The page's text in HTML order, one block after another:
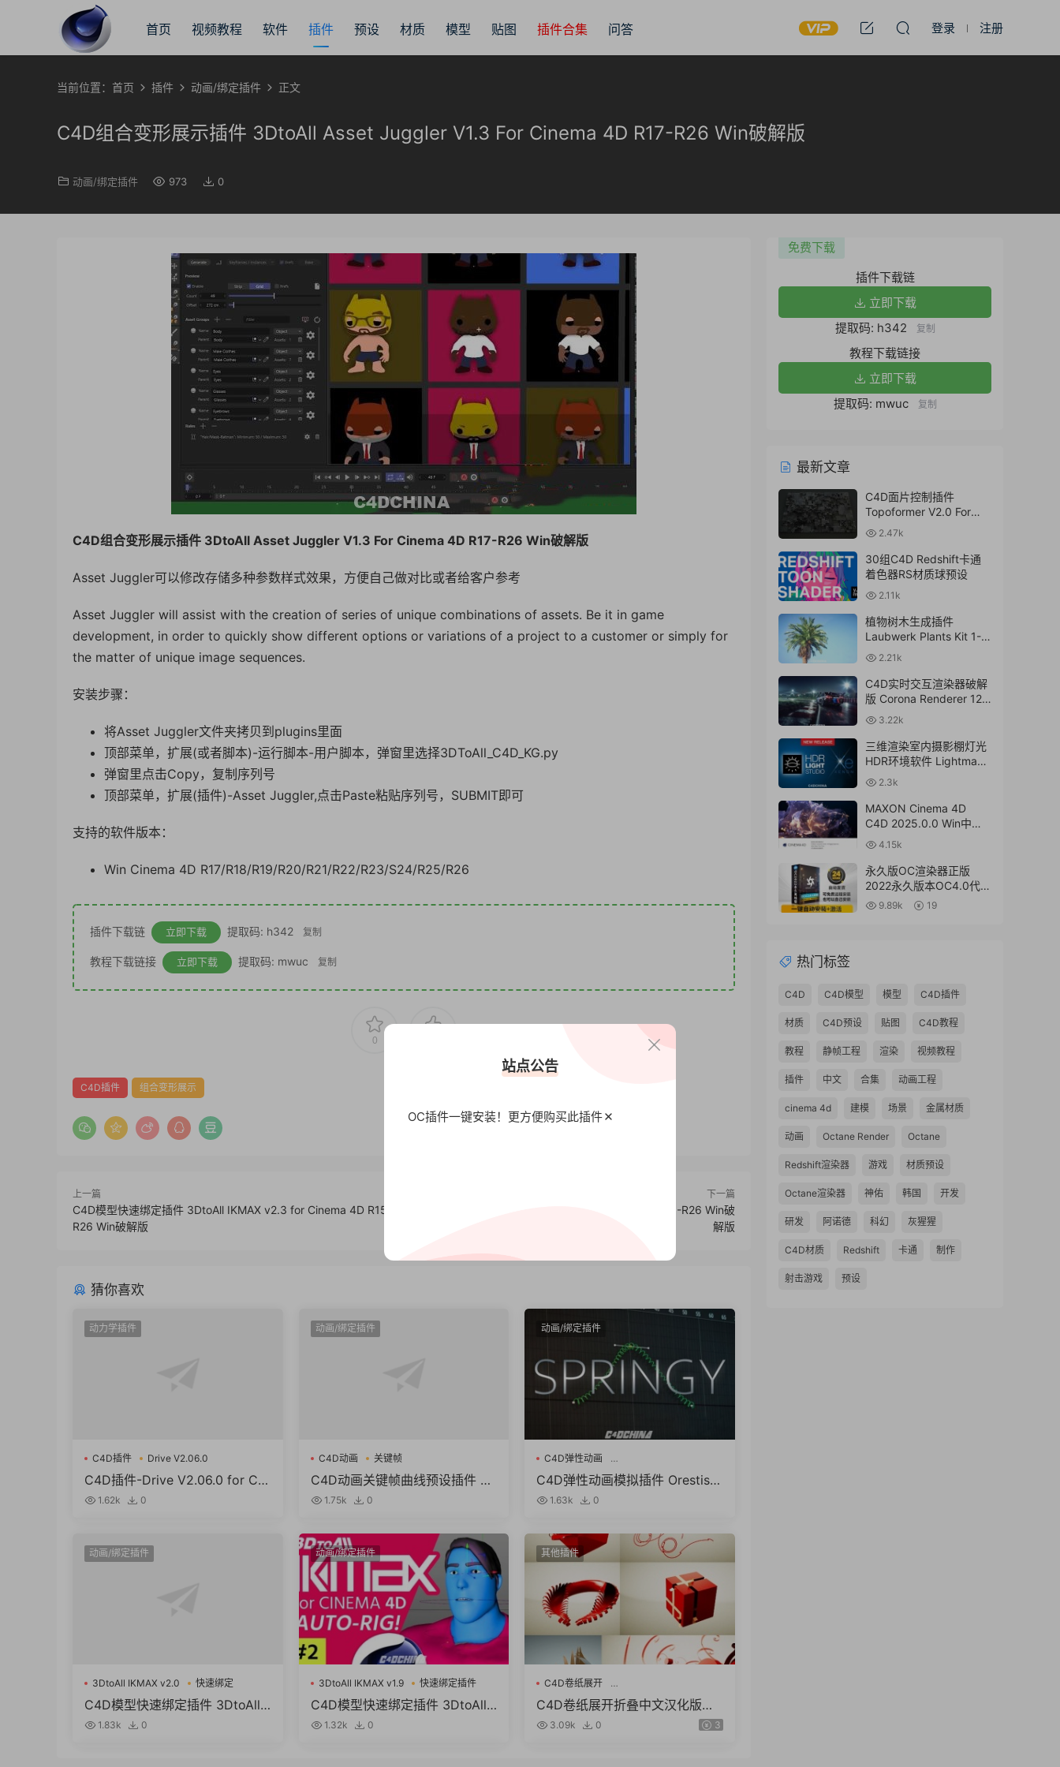
首页 视频教程 软件 插件 预设 材质 模型 贴图 插件合集 问答 登录 注册
当前位置： 首页 插件 动画/绑定插件 正文
C4D组合变形展示插件 3DtoAll Asset Juggler V1.3 For Cinema 4D R17-R26 Win破解版
动画/绑定插件 973 0
C4D组合变形展示插件 3DtoAll Asset Juggler V1.3 For Cinema 4D R17-R26 Win破解版
Asset Juggler可以修改存储多种参数样式效果，方便自己做对比或者给客户参考
Asset Juggler will assist with the creation of series of unique combinations of assets. Be it in game
development, in order to quickly show different options or variations of a project to a customer or simply for
the matter of unique image sequences.
安装步骤：
将Asset Juggler文件夹拷贝到plugins里面
顶部菜单，扩展(或者脚本)-运行脚本-用户脚本，弹窗里选择3DToAll_C4D_KG.py
弹窗里点击Copy，复制序列号
顶部菜单，扩展(插件)-Asset Juggler,点击Paste粘贴序列号，SUBMIT即可
支持的软件版本：
Win Cinema 4D R17/R18/R19/R20/R21/R22/R23/S24/R25/R26
插件下载链 立即下载 提取码: h342 复制
教程下载链接 立即下载 提取码: mwuc 复制
0
C4D插件 组合变形展示
上一篇
C4D模型快速绑定插件 3DtoAll IKMAX v2.3 for Cinema 4D R15-
R26 Win破解版
下一篇
3DS MAX场景模型导入C4D插件 MAXtoC4D v6.3 R15-R26 Win破
解版
猜你喜欢
动力学插件
C4D插件 Drive V2.06.0
C4D插件-Drive V2.06.0 for C4
D 2023 三维汽车绑定驱动工具
1.62k 0
动画/绑定插件
C4D动画 关键帧
C4D动画关键帧曲线预设插件 Gr
afixer v2.0.0 For Cinema 4D R
1.75k 0
动画/绑定插件
C4D弹性动画
Orestiskon Springy Fro
C4D弹性动画模拟插件 Orestisk
on Springy Fro Cinema 4D R20
1.63k 0
动画/绑定插件
3DtoAll IKMAX v2.0 快速绑定
C4D模型快速绑定插件 3DtoAll I
KMAX v2.0 for Cinema 4D R15
1.83k 0
动画/绑定插件
3DtoAll IKMAX v1.9 快速绑定插件
C4D模型快速绑定插件 3DtoAll I
KMAX v1.9 for Cinema 4D R15-
1.32k 0
其他插件
C4D卷纸展开
CodeVonc Depliage Unfolder
C4D卷纸展开折叠中文汉化版插
件C4D Plugin – CodeVonc Dep
3.09k 0 3
免费下载
插件下载链
立即下载
提取码: h342
复制
教程下载链接
立即下载
提取码: mwuc
复制
最新文章
C4D面片控制插件
Topoformer V2.0 For
Cinema 4D R23 – 2024
Win/Mac
2.47k
30组C4D Redshift卡通
着色器RS材质球预设
2.11k
植物树木生成插件
Laubwerk Plants Kit 1-7
v1.0.50 For
C4D/MAX/Maya/Sketch
Up Win/Mac
2.21k
C4D实时交互渲染器破解
版 Corona Renderer 12.1
for Cinema 4D R17-
2024+离线材质预设库
3.22k
三维渲染室内摄影棚灯光
HDR环境软件 Lightmap
HDR Light Studio Xenon
V8.2.2.2024.0701 Win破
解版 + 接口插件
2.3k
MAXON Cinema 4D
C4D 2025.0.0 Win中文
版/英文版/破解版
4.15k
永久版OC渲染器正版
2022永久版本OC4.0代购
订阅注册C4D插件汉化双
9.89k 19
热门标签
C4D C4D模型 模型 C4D插件
材质 C4D预设 贴图 C4D教程
教程 静帧工程 渲染 视频教程
插件 中文 合集 动画工程
cinema 4d 建模 场景 金属材质
动画 Octane Render Octane
Redshift渲染器 游戏 材质预设
Octane渲染器 神佑 韩国 开发
研发 阿诺德 科幻 灰猩猩
C4D材质 Redshift 卡通 制作
射击游戏 预设
站点公告
OC插件一键安装！更方便购买此插件